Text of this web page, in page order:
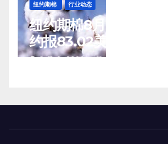
纽约期棉 行业动态
纽约期棉8月5日(周三)
约报83.02美分/磅
8 月 6, 2026 TENG